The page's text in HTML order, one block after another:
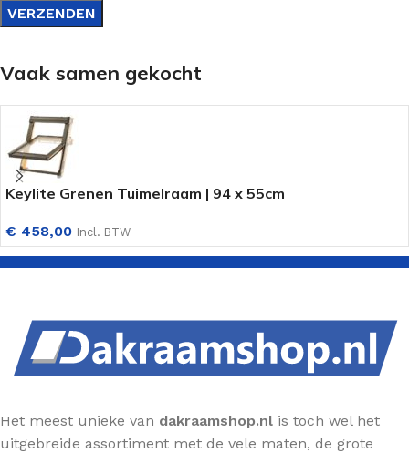
Vaak samen gekocht
Keylite Grenen Tuimelraam | 94 x 55cm
€ 458,00 Incl. BTW
Het meest unieke van dakraamshop.nl is toch wel het
uitgebreide assortiment met de vele maten, de grote